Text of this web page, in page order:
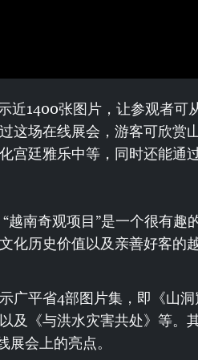
近1400张图片，让参观者可
这场在线展会，游客可欣赏
宫廷雅乐中等，同时还能通
南奇观项目”是一个很有趣
化历史价值以及亲善好客的越
广平省4部图片集，即《山
及《与洪水灾害共处》等。
展会上的亮点。